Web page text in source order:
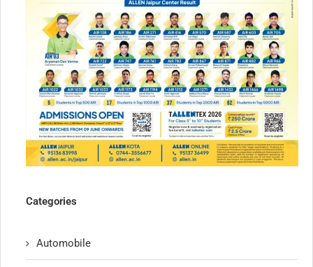
Categories
Automobile